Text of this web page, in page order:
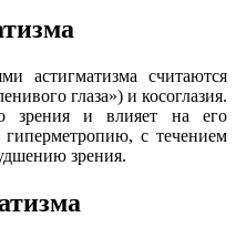
астигматизма считаются
глаза») и косоглазия.
зрения и влияет на его
с течением
зрения.